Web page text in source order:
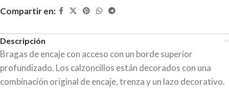
Compartir en:
Descripción
Bragas de encaje con acceso con un borde superior
profundizado. Los calzoncillos están decorados con una
combinación original de encaje, trenza y un lazo decorativo.